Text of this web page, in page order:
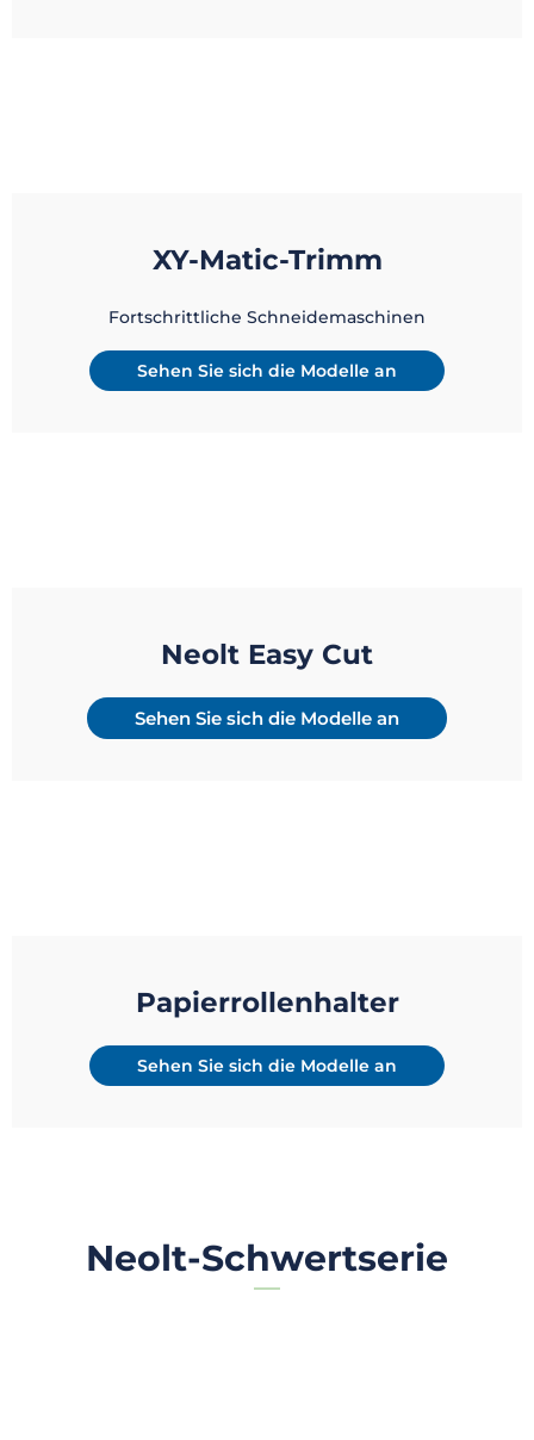
XY-Matic-Trimm
Fortschrittliche Schneidemaschinen
Sehen Sie sich die Modelle an
Neolt Easy Cut
Sehen Sie sich die Modelle an
Papierrollenhalter
Sehen Sie sich die Modelle an
Neolt-Schwertserie